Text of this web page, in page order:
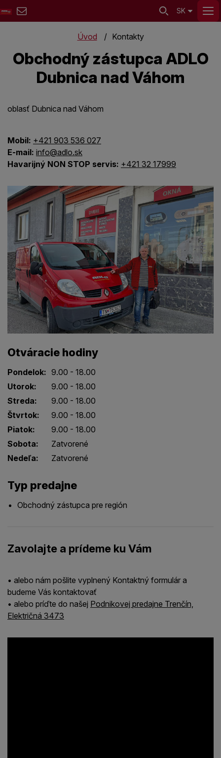
SK
Úvod Kontakty
Obchodný zástupca ADLO
Dubnica nad Váhom
oblasť Dubnica nad Váhom
Mobil: +421 903 536 027
E-mail: info@adlo.sk
Havarijný NON STOP servis: +421 32 17999
Otváracie hodiny
Pondelok: 9.00 - 18.00
Utorok:
9.00 - 18.00
Streda:
9.00 - 18.00
Štvrtok:
9.00 - 18.00
Piatok:
9.00 - 18.00
Sobota:
Zatvorené
Nedeľa:
Zatvorené
Typ predajne
Obchodný zástupca pre región
Zavolajte a prídeme ku Vám
• alebo nám pošlite vyplnený Kontaktný formulár a
budeme Vás kontaktovať
• alebo príďte do našej Podnikovej predajne Trenčín,
Električná 3473